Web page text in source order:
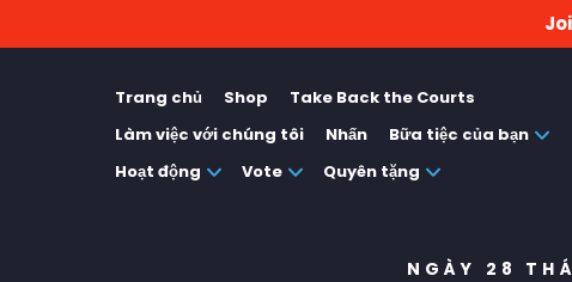
Trang chủ Shop
Take Back the Courts
Làm việc với chúng tôi
Nhấn
Bữa tiệc của bạn
Hoạt động
Vote Quyên tặng
NGÀY 28